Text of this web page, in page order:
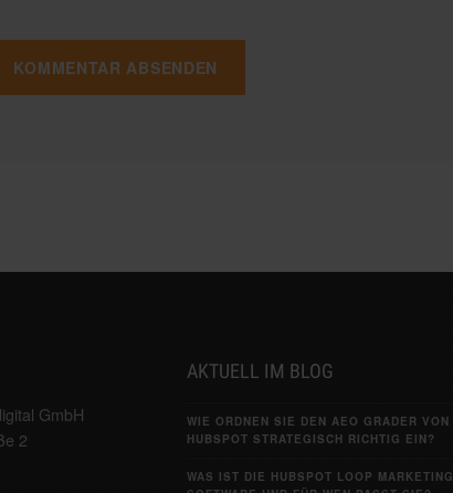
GmbH
2
AKTUELL IM BLOG
WIE ORDNEN SIE DEN AEO GRADER VON
HUBSPOT STRATEGISCH RICHTIG EIN?
WAS IST DIE HUBSPOT LOOP MARKETING